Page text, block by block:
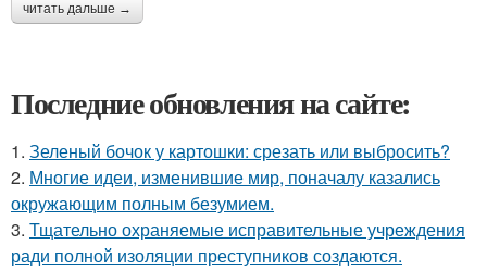
читать дальше →
Последние обновления на сайте:
1. Зеленый бочок у картошки: срезать или выбросить?
2. Многие идеи, изменившие мир, поначалу казались
окружающим полным безумием.
3. Тщательно охраняемые исправительные учреждения
ради полной изоляции преступников создаются.